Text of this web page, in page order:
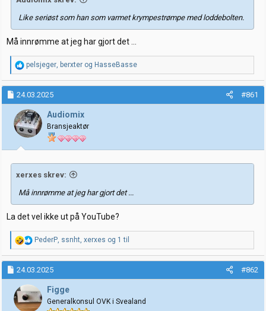
Like seriøst som han som varmet krympestrømpe med loddebolten.
Må innrømme at jeg har gjort det ...
R
e
a
k
s
j
o
n
e
r
pelsjeger, berxter og HasseBasse
24.03.2025 #861
Audiomix
Bransjeaktør
xerxes skrev:
Må innrømme at jeg har gjort det ...
La det vel ikke ut på YouTube?
R
e
a
k
s
j
o
n
PederP, ssnht, xerxes og 1 til
24.03.2025 #862
Figge
Generalkonsul OVK i Svealand